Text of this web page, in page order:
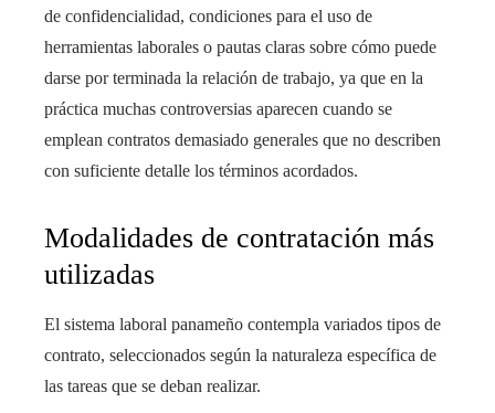
de confidencialidad, condiciones para el uso de
herramientas laborales o pautas claras sobre cómo puede
darse por terminada la relación de trabajo, ya que en la
práctica muchas controversias aparecen cuando se
emplean contratos demasiado generales que no describen
con suficiente detalle los términos acordados.
Modalidades de contratación más
utilizadas
El sistema laboral panameño contempla variados tipos de
contrato, seleccionados según la naturaleza específica de
las tareas que se deban realizar.